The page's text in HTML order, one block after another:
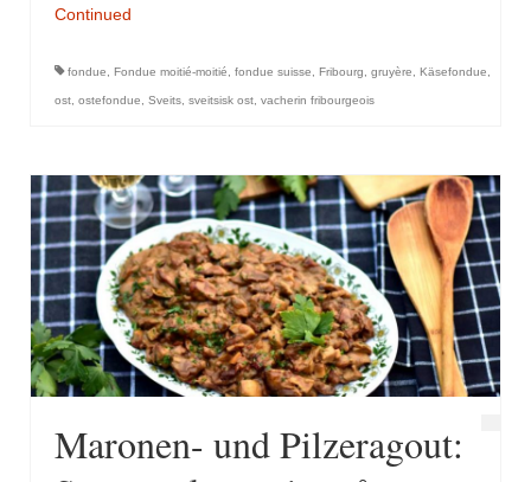
Piment d’Espelette
Purreløk (tørket)
Quatre épices
Rosépepper
Salvie
Selleriblader
Continued
fondue Fondue moitié-moitié fondue suisse Fribourg gruyère Käsefondue
ost ostefondue Sveits sveitsisk ost vacherin fribourgeois
Maronen- und Pilzeragout: